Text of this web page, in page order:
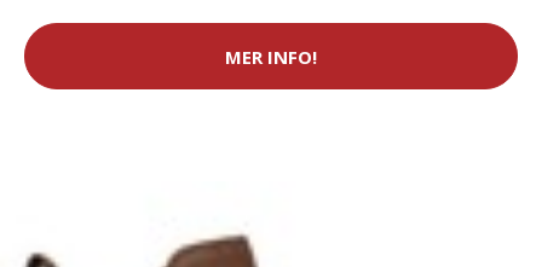
MER INFO!